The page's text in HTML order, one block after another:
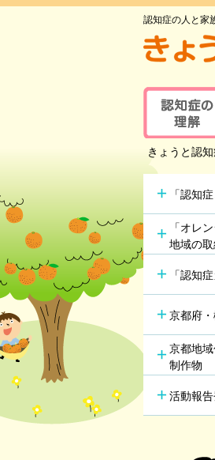
認知症の人と家
認知症の理
認知症とは
主な原因疾患
症状と対応方
セルフチェ
きょうと認
「認知
「オレ
地域の
「認知
京都府
京都地
制作物
活動報告